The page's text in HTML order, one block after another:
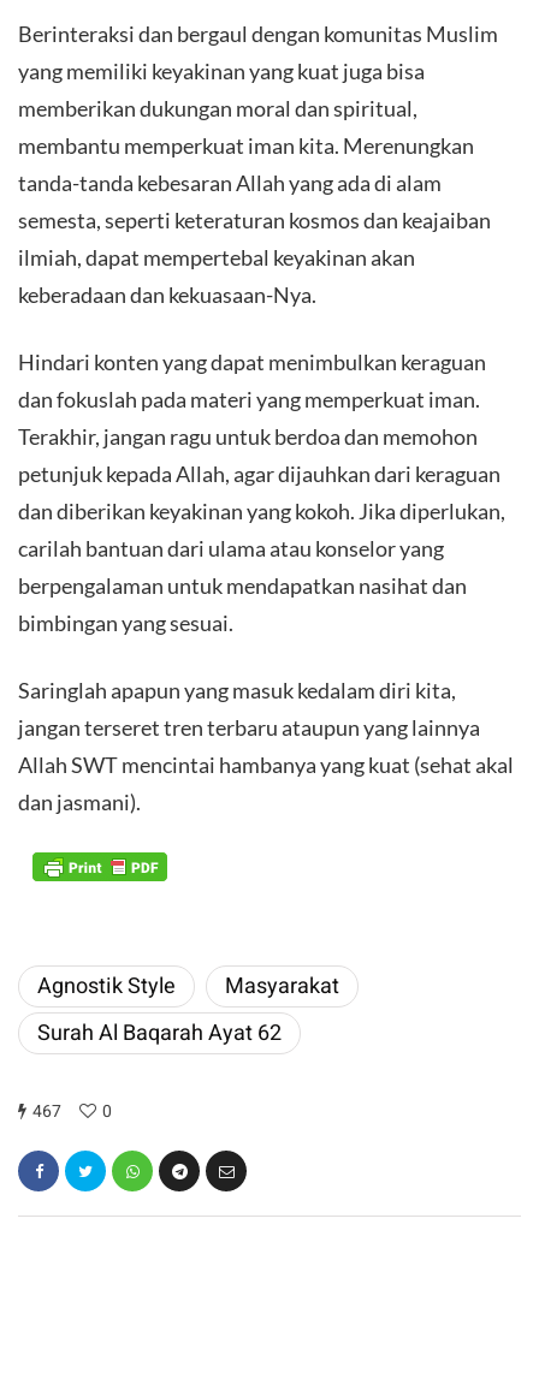
Berinteraksi dan bergaul dengan komunitas Muslim
yang memiliki keyakinan yang kuat juga bisa
memberikan dukungan moral dan spiritual,
membantu memperkuat iman kita. Merenungkan
tanda-tanda kebesaran Allah yang ada di alam
semesta, seperti keteraturan kosmos dan keajaiban
ilmiah, dapat mempertebal keyakinan akan
keberadaan dan kekuasaan-Nya.
Hindari konten yang dapat menimbulkan keraguan
dan fokuslah pada materi yang memperkuat iman.
Terakhir, jangan ragu untuk berdoa dan memohon
petunjuk kepada Allah, agar dijauhkan dari keraguan
dan diberikan keyakinan yang kokoh. Jika diperlukan,
carilah bantuan dari ulama atau konselor yang
berpengalaman untuk mendapatkan nasihat dan
bimbingan yang sesuai.
Saringlah apapun yang masuk kedalam diri kita,
jangan terseret tren terbaru ataupun yang lainnya
Allah SWT mencintai hambanya yang kuat (sehat akal
dan jasmani).
Agnostik Style
Masyarakat
Surah Al Baqarah Ayat 62
467 0